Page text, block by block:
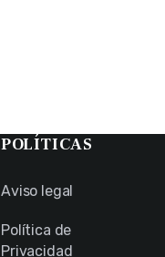
POLÍTICAS
Aviso legal
Política de
Privacidad